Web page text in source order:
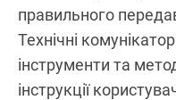
правильного
Технічні
інструменти та
інструкції